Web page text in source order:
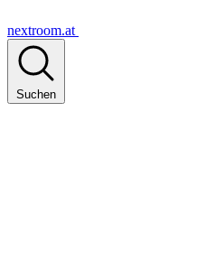
nextroom.at
Suchen